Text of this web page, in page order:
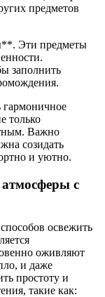
предметов
Эти предметы
заполнить
только
Важно
созидать
и уютно.
с
освежить
оживляют
и даже
простоту и
такие как: